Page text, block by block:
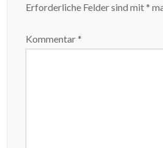
Erforderliche Felder sind mit*
Kommentar*